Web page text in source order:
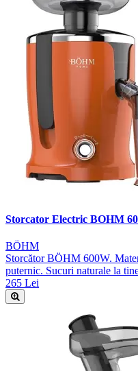
Storcator Electric BOHM
BÖHM
Storcător BÖHM 600W.
puternic. Sucuri naturale la
265 Lei